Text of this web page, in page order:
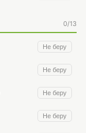
0/13
Не беру
Не беру
Не беру
Не беру